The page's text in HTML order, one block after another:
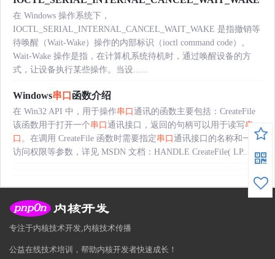
在 Windows 操作系统下，
IOCTL_SERIAL_INTERNAL_CANCEL_WAIT_WAKE 是指撤销等
待唤醒（Wait-Wake）操作的内部标识（ioctl command code）。
Wait-Wake 操作是指，在计算机系统待机时，通过唤醒设备的方
式，让设备执行某些操作。当设......
Windows串口 函数介绍
在 Win32 API 中，用于操作串口 通讯的函数主要包括：CreateFile
该函数用于打开一个串口 通讯接口，返回的句柄可以用于读写串
口 。在调用 CreateFile 函数时需要指定串口 通讯接口的名称和一些
访问权限等参数，详见 MSDN 文档：HANDLE CreateFile( LP......
专注于内核技术开发,内核技术传播
公益在线技术培训，帮助内核开发者快速成长！